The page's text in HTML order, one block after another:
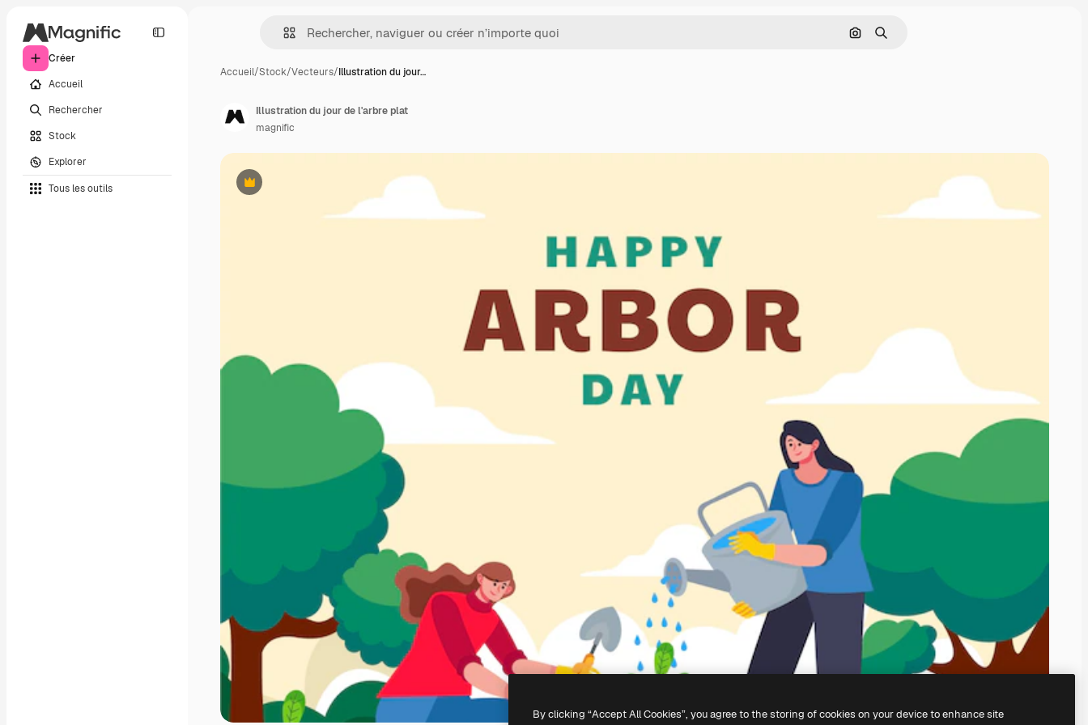
Créer
Accueil
Rechercher
Stock
Explorer
Tous les outils
Rechercher par image
Rechercher
Accueil/Stock/Vecteurs/Illustration du jour…
Premium
Illustration du jour de l'arbre plat
magnific
By clicking “Accept All Cookies”, you agree to the storing of cookies on your device to enhance site